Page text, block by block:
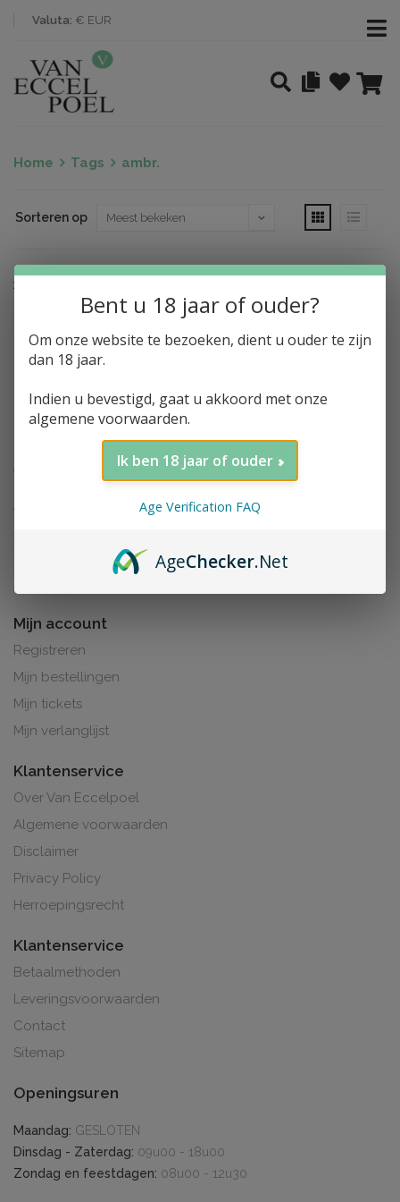
Valuta: € EUR
Home Tags ambr.
Sorteren op
Nothing found
Mijn account
Registreren
Mijn bestellingen
Mijn tickets
Mijn verlanglijst
Klantenservice
Over Van Eccelpoel
Algemene voorwaarden
Disclaimer
Privacy Policy
Herroepingsrecht
Klantenservice
Betaalmethoden
Leveringsvoorwaarden
Contact
Sitemap
Openingsuren
Maandag: GESLOTEN
Dinsdag - Zaterdag: 09u00 - 18u00
Zondag en feestdagen: 08u00 - 12u30
Bent u 18 jaar of ouder?
Om onze website te bezoeken, dient u ouder te zijn
dan 18 jaar.
Indien u bevestigd, gaat u akkoord met onze
algemene voorwaarden.
Ik ben 18 jaar of ouder
Age Verification FAQ
AgeChecker.Net